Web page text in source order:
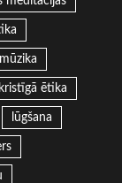
kristīgā ētika
lūgšana